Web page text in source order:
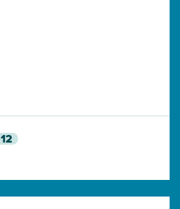
12